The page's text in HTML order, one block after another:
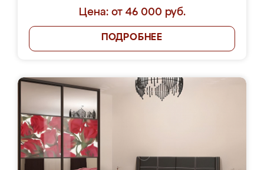
Цена: от 46 000 руб.
ПОДРОБНЕЕ